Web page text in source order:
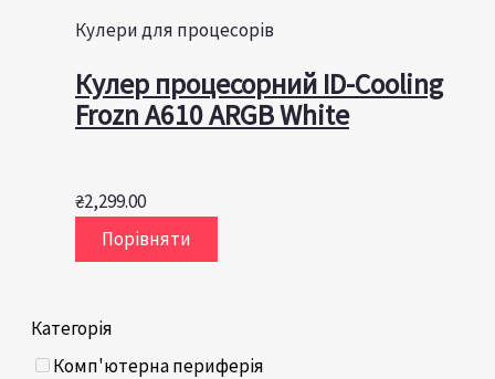
Категорія
Комп'ютерна периферія
Кулери для процесорів
Кулер процесорний ID-Cooling
Frozn A610 ARGB White
₴2,299.00
Порівняти